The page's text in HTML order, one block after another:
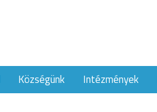
Községünk Intézmények